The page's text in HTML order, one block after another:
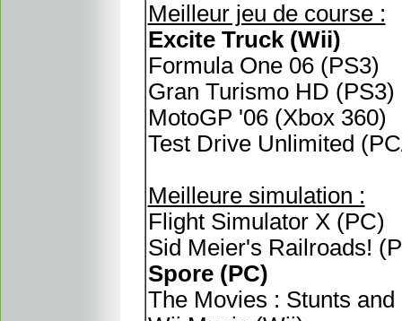
Meilleur jeu de course :
Excite Truck (Wii)
Formula One 06 (PS3)
Gran Turismo HD (PS3)
MotoGP '06 (Xbox 360)
Test Drive Unlimited
Meilleure simulation :
Flight Simulator X (PC)
Sid Meier's Railroads!
Spore (PC)
The Movies : Stunts